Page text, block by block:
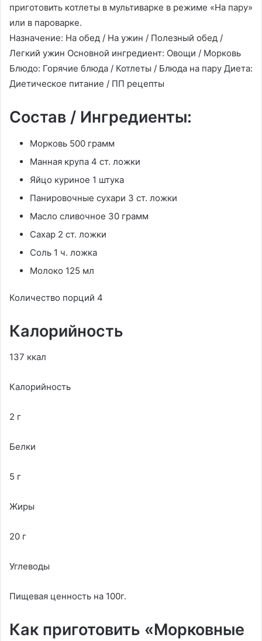
приготовить котлеты в мультиварке в режиме «На пару»
или в пароварке.
Назначение: На обед / На ужин / Полезный обед /
Легкий ужин Основной ингредиент: Овощи / Морковь
Блюдо: Горячие блюда / Котлеты / Блюда на пару Диета:
Диетическое питание / ПП рецепты
Состав / Ингредиенты:
Морковь 500 грамм
Манная крупа 4 ст. ложки
Яйцо куриное 1 штука
Панировочные сухари 3 ст. ложки
Масло сливочное 30 грамм
Сахар 2 ст. ложки
Соль 1 ч. ложка
Молоко 125 мл
Количество порций 4
Калорийность
137 ккал
Калорийность
2 г
Белки
5 г
Жиры
20 г
Углеводы
Пищевая ценность на 100г.
Как приготовить «Морковные